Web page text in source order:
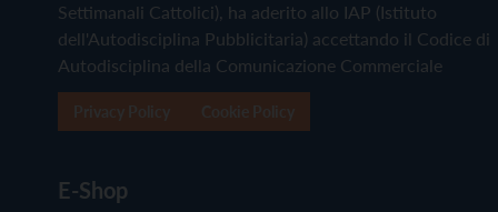
Settimanali Cattolici), ha aderito allo IAP (Istituto
dell'Autodisciplina Pubblicitaria) accettando il Codice di
Autodisciplina della Comunicazione Commerciale
E-Shop